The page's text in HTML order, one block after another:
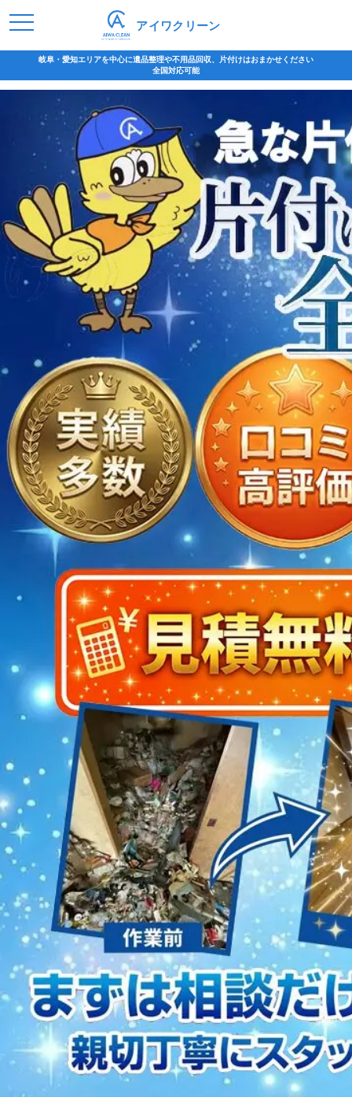
アイワクリーン
2023/01/12
買取・片付けのアイワクリーン
2023/07/24
中日新聞 岐阜版「空き家対策SOS」コーナーに掲載いただきまし…